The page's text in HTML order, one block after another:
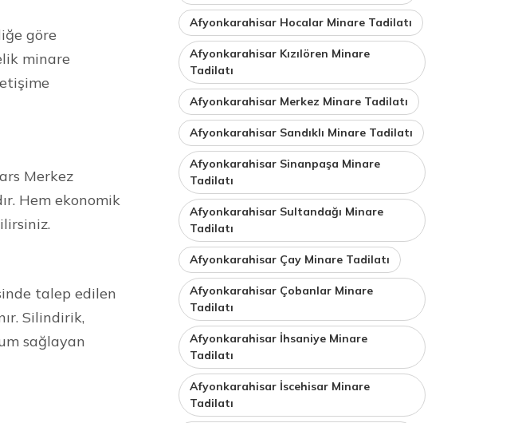
göre
minare
Merkez
Hem ekonomik
talep edilen
Silindirik,
sağlayan
Afyonkarahisar Hocalar Minare Tadilatı
Afyonkarahisar Kızılören Minare
Tadilatı
Afyonkarahisar Merkez Minare Tadilatı
Afyonkarahisar Sandıklı Minare Tadilatı
Afyonkarahisar Sinanpaşa Minare
Tadilatı
Afyonkarahisar Sultandağı Minare
Tadilatı
Afyonkarahisar Çay Minare Tadilatı
Afyonkarahisar Çobanlar Minare
Tadilatı
Afyonkarahisar İhsaniye Minare
Tadilatı
Afyonkarahisar İscehisar Minare
Tadilatı